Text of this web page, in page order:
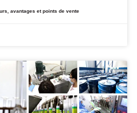
avantages et points de vente